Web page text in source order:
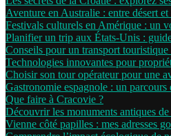
Aventure en Australie : entre désert et
Festivals culturels en Amérique : un
Planifier un trip aux États-Unis :
Conseils pour un transport
Technologies innovantes pour
Choisir son tour opérateur pour une
Gastronomie espagnole : un parcours
Que faire à Cracovie ?
Découvrir les monuments antiques
Vienne côté papilles : mes adresses